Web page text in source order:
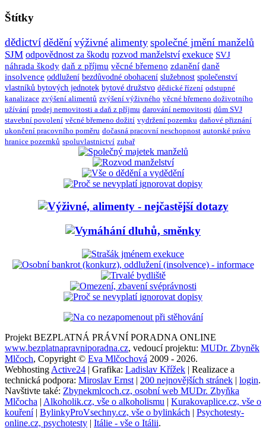
Štítky
dědictví dědění výživné alimenty společné jmění manželů
SJM odpovědnost za škodu rozvod manželství exekuce SVJ
náhrada škody daň z příjmu věcné břemeno zdanění daně
insolvence oddlužení bezdůvodné obohacení služebnost společenství
vlastníků bytových jednotek bytové družstvo dědické řízení odstupné
kanalizace zvýšení alimentů zvýšení výživného věcné břemeno doživotního
užívání prodej nemovitosti a daň z příjmu darování nemovitosti dům SVJ
stavební povolení věcné břemeno dožití vydržení pozemku daňové přiznání
ukončení pracovního poměru dočasná pracovní neschopnost autorské právo
hranice pozemků spoluvlastnictví zubař
Projekt BEZPLATNÁ PRÁVNÍ PORADNA ONLINE
www.bezplatnapravniporadna.cz, vedoucí projektu: MUDr. Zbyněk
Mlčoch, Copyright © Eva Mlčochová 2009 - 2026.
Webhosting Active24 | Grafika: Ladislav Křížek | Realizace a
technická podpora: Miroslav Ernst | 200 nejnovějších stránek | login.
Navštivte také: Zbynekmlcoch.cz, osobní web MUDr. Zbyňka
Mlčocha | Alkoholik.cz, vše o alkoholismu | Kurakovaplice.cz, vše o
kouření| BylinkyProVsechny.cz, vše o bylinkách | Psychotesty-
online.cz, psychotesty | Itálie - vše o Itálii.